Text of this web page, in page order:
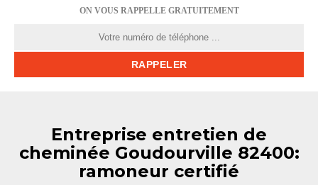
ON VOUS RAPPELLE GRATUITEMENT
Entreprise entretien de
cheminée Goudourville 82400:
ramoneur certifié